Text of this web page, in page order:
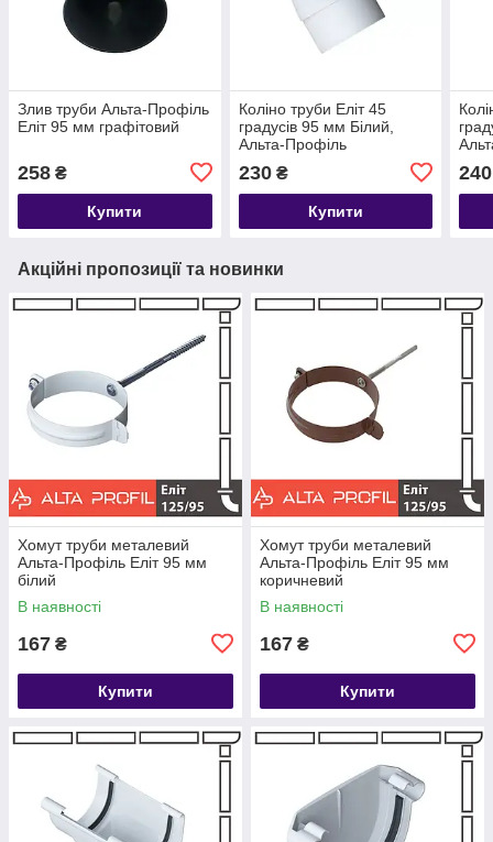
Злив труби Альта-Профіль
Еліт 95 мм графітовий
258 ₴
Купити
Коліно труби Еліт 45
градусів 95 мм Білий,
Альта-Профіль
230₴
Купити
240
Акційні пропозиції та новинки
Хомут труби металевий
Альта-Профіль Еліт 95 мм
білий
В наявності
167 ₴
Купити
Хомут труби металевий
Альта-Профіль Еліт 95 мм
коричневий
В наявності
167 ₴
Купити